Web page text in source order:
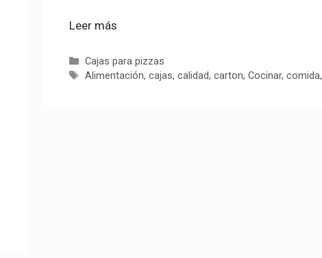
Leer más
Categorías
Cajas para pizzas
Etiquetas
Alimentación,cajas,calidad,carton,Cocinar,comida,